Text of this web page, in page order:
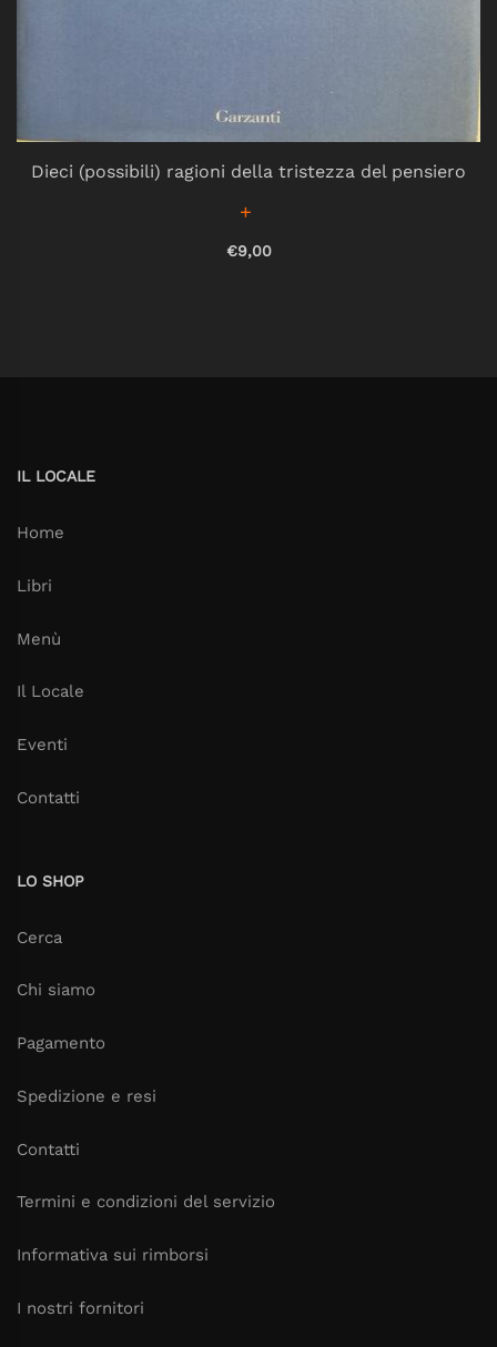
Dieci (possibili) ragioni della tristezza del pensiero
€9,00
IL LOCALE
Home
Libri
Menù
Il Locale
Eventi
Contatti
LO SHOP
Cerca
Chi siamo
Pagamento
Spedizione e resi
Contatti
Termini e condizioni del servizio
Informativa sui rimborsi
I nostri fornitori